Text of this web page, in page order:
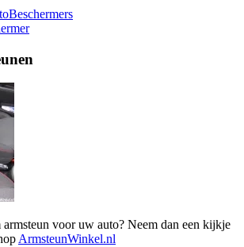
armsteun voor uw auto? Neem dan een kijkje
ArmsteunWinkel.nl